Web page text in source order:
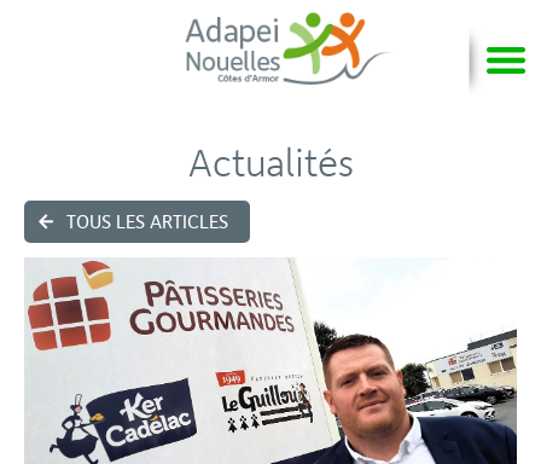
TOUS LES ARTICLES
Actualités